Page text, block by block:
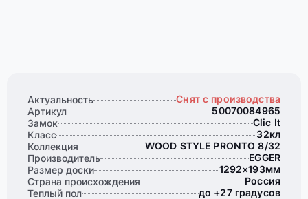
Актуальность
Снят с производства
Артикул
50070084965
Замок
Clic It
Класс
32кл
Коллекция
WOOD STYLE PRONTO 8/32
Производитель
EGGER
Размер доски
1292×193мм
Страна происхождения
Россия
Теплый пол
до +27 градусов